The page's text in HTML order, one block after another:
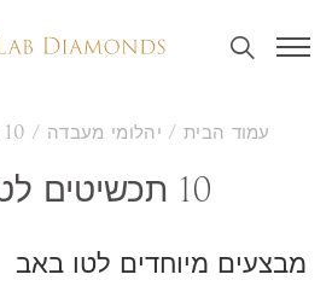
עמוד הבית / יהלומי מעבדה / 10 תכשיטים לטו באב
10 תכשיטים לטו באב
מבצעים מיוחדים לטו באב